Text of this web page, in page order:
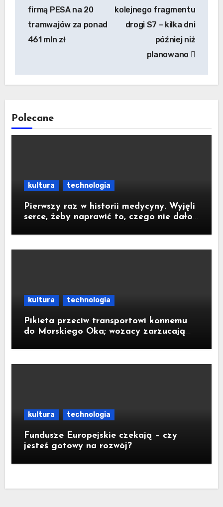
firmą PESA na 20
tramwajów za ponad
461 mln zł
kolejnego fragmentu
drogi S7 – kilka dni
później niż
planowano
Polecane
kultura technologia
Pierwszy raz w historii medycyny. Wyjęli
serce, żeby naprawić to, czego nie dało
kultura technologia
Pikieta przeciw transportowi konnemu
do Morskiego Oka; wozacy zarzucają
kultura technologia
Fundusze Europejskie czekają – czy
jesteś gotowy na rozwój?